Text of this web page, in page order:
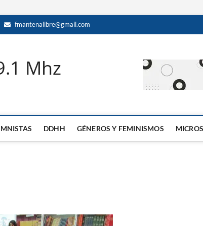
fmantenalibre@gmail.com
Mhz
DDHH GÉNEROS Y FEMINISMOS MICROS